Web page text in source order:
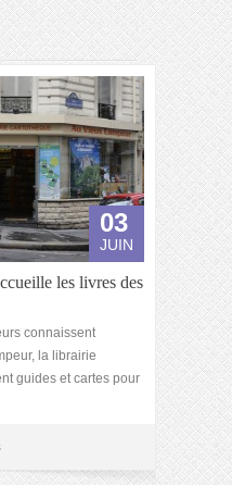
03
JUIN
les livres des
connaissent
la librairie
guides et cartes pour